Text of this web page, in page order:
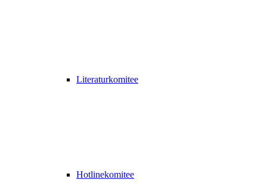
Literaturkomitee
Hotlinekomitee